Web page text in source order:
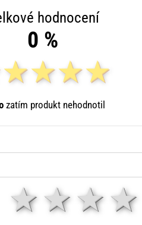
hodnocení
0 %
zatím produkt nehodnotil
3
2
1